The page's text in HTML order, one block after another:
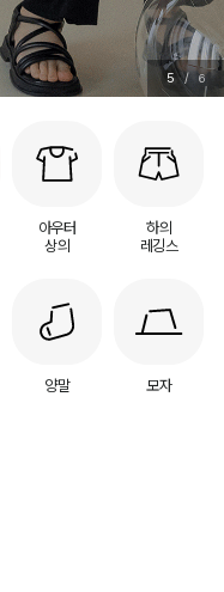
5 / 6
아우터
상의
하의
레깅스
양말 모자